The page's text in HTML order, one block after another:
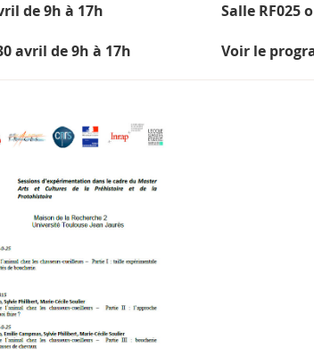
de 9h à 17h
avril de 9h à 17h
Salle RF025
Voir le